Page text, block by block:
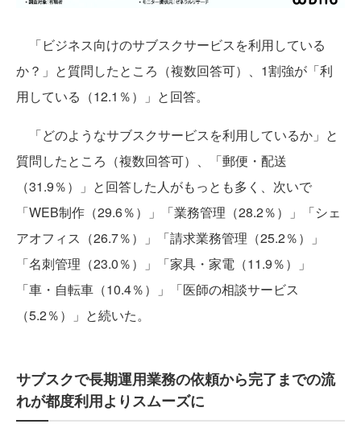
「ビジネス向けのサブスクサービスを利用している
か？」と質問したところ（複数回答可）、1割強が「利
用している（12.1％）」と回答。
「どのようなサブスクサービスを利用しているか」と
質問したところ（複数回答可）、「郵便・配送
（31.9％）」と回答した人がもっとも多く、次いで
「WEB制作（29.6％）」「業務管理（28.2％）」「シェ
アオフィス（26.7％）」「請求業務管理（25.2％）」
「名刺管理（23.0％）」「家具・家電（11.9％）」
「車・自転車（10.4％）」「医師の相談サービス
（5.2％）」と続いた。
サブスクで長期運用業務の依頼から完了までの流
れが都度利用よりスムーズに